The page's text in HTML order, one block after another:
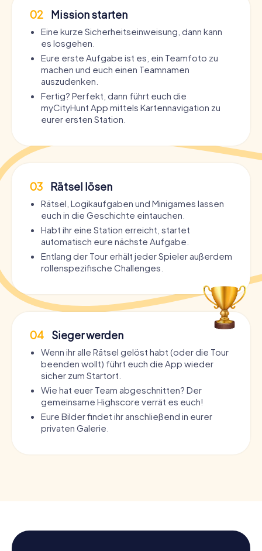
02 Mission starten
Eine kurze Sicherheitseinweisung, dann kann
es losgehen.
Eure erste Aufgabe ist es, ein Teamfoto zu
machen und euch einen Teamnamen
auszudenken.
Fertig? Perfekt, dann führt euch die
myCityHunt App mittels Kartennavigation zu
eurer ersten Station.
03 Rätsel lösen
Rätsel, Logikaufgaben und Minigames lassen
euch in die Geschichte eintauchen.
Habt ihr eine Station erreicht, startet
automatisch eure nächste Aufgabe.
Entlang der Tour erhält jeder Spieler außerdem
rollenspezifische Challenges.
04 Sieger werden
Wenn ihr alle Rätsel gelöst habt (oder die Tour
beenden wollt) führt euch die App wieder
sicher zum Startort.
Wie hat euer Team abgeschnitten? Der
gemeinsame Highscore verrät es euch!
Eure Bilder findet ihr anschließend in eurer
privaten Galerie.